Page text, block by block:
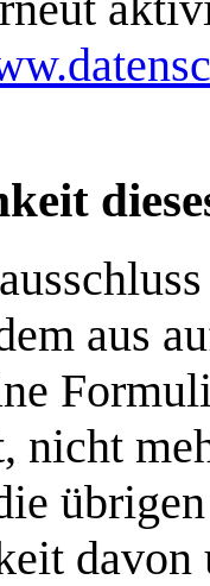
aus
nicht
davon